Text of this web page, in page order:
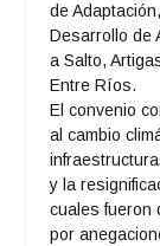
de
Desarrollo de
a Salto,
Entre Ríos.
El convenio
al cambio
y la
cuales fueron
por